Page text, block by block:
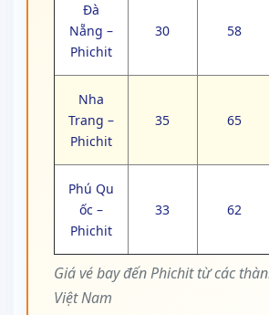
Giá vé bay đến Phichit từ các
Việt Nam
Đà
Nẵng –
Phichit
30 58
Nha
Trang –
Phichit
35 65
Phú Qu
ốc –
Phichit
33 62